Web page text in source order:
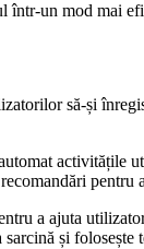
un mod mai
să-și
pentru
a ajuta
și